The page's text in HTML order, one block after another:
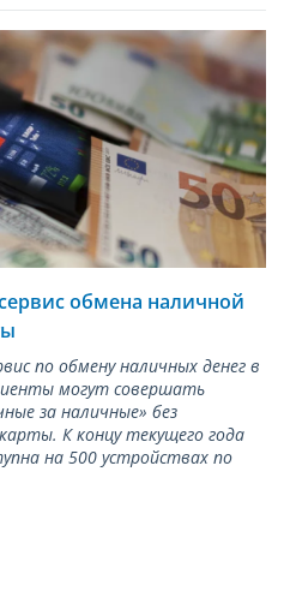
обмена наличной
по обмену наличных денег в
могут совершать
за наличные» без
К концу текущего года
на 500 устройствах по